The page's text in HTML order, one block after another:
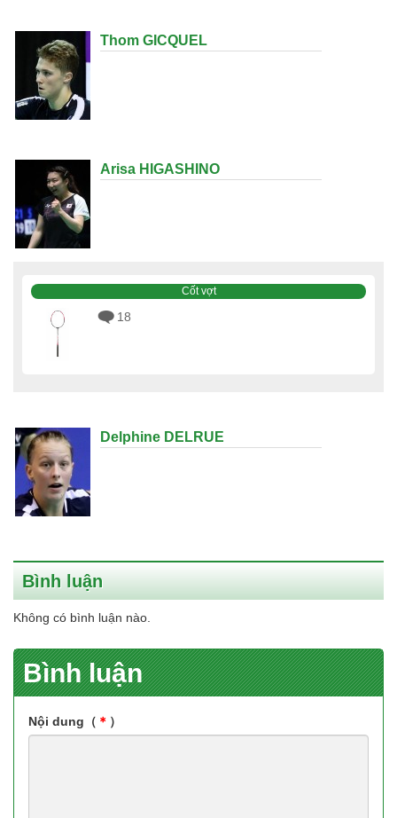
Thom GICQUEL
Arisa HIGASHINO
Cốt vợt
18
Delphine DELRUE
Bình luận
Không có bình luận nào.
Bình luận
Nội dung（ ＊ ）